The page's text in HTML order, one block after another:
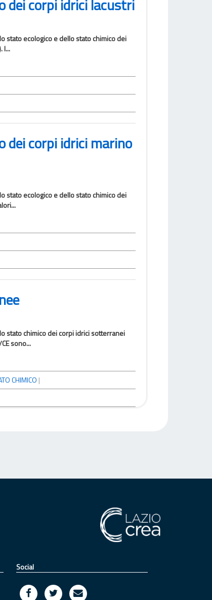
dei corpi idrici lacustri
stato ecologico e dello stato chimico dei
I...
dei corpi idrici marino
stato ecologico e dello stato chimico dei
stato chimico dei corpi idrici sotterranei
sono...
CHIMICO |
Social